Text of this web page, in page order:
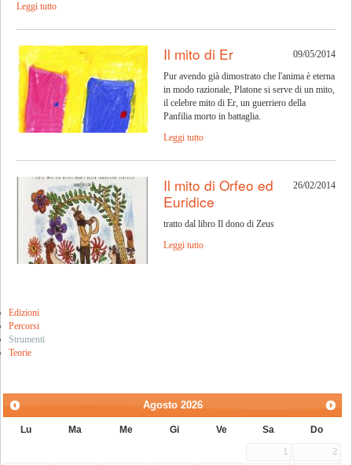
Leggi tutto
09/05/2014
Il mito di Er
Pur avendo già dimostrato che l'anima è eterna
in modo razionale, Platone si serve di un mito,
il celebre mito di Er, un guerriero della
Panfilia morto in battaglia.
Leggi tutto
26/02/2014
Il mito di Orfeo ed
Euridice
tratto dal libro Il dono di Zeus
Leggi tutto
Edizioni
Percorsi
Strumenti
Teorie
Agosto 2026
Lu Ma Me Gi Ve Sa Do
1
2